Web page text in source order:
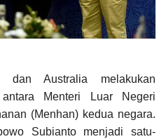
Australia melakukan
Menteri Luar Negeri
(Menhan) kedua negara.
Subianto menjadi satu-